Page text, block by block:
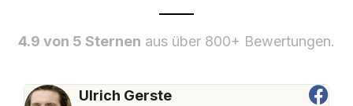
4.9 von 5 Sternen aus über 800+ Bewertungen.
Ulrich Gerste